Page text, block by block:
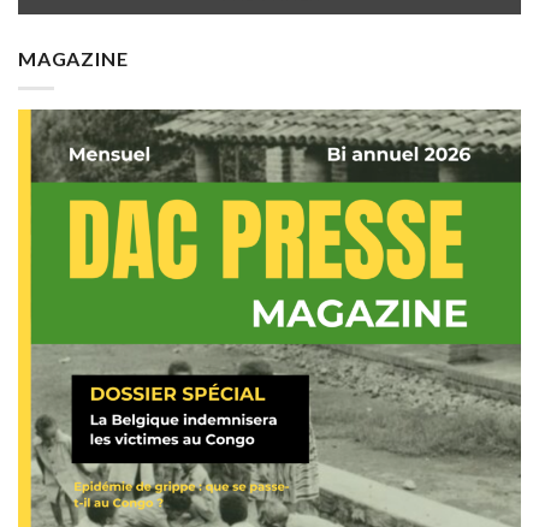
MAGAZINE